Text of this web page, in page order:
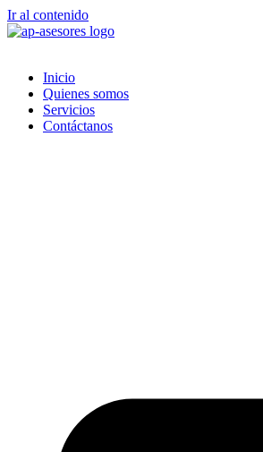
Ir al contenido
Inicio
Quienes somos
Servicios
Contáctanos